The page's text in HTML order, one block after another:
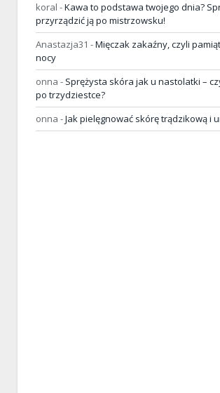
koral -Kawa to podstawa twojego dnia?
przyrządzić ją po mistrzowsku!
Anastazja31 -Mięczak zakaźny, czyli
nocy
onna - Sprężysta skóra jak u nastolatki –
po trzydziestce?
onna -Jak pielęgnować skórę trądzikową i